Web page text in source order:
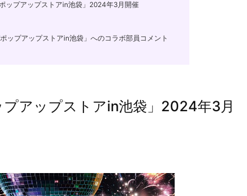
ップアップストアin池袋」2024年3月開催
ップアップストアin池袋」へのコラボ部員コメント
プアップストアin池袋」2024年3月